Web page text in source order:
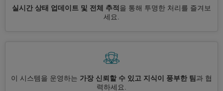
실시간 상태 업데이트 및 전체 추적 을 통해 투명한 처리를 즐겨보
세요.
이 시스템을 운영하는 가장 신뢰할 수 있고 지식이 풍부한 팀 과 협
력하세요.